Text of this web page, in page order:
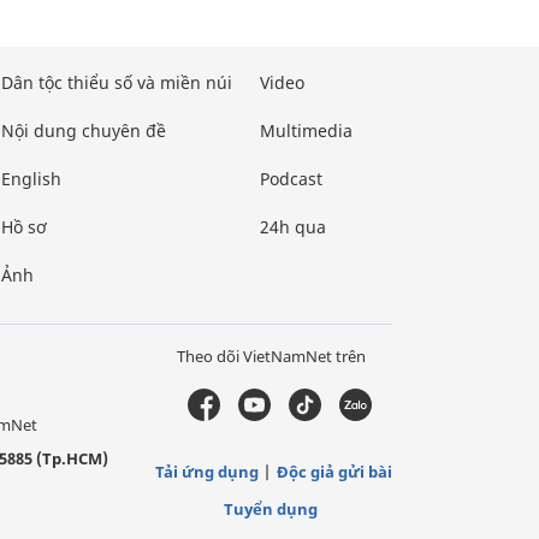
Dân tộc thiểu số và miền núi
Nội dung chuyên đề
English
Hồ sơ
Ảnh
Video
Multimedia
Podcast
24h qua
(Tp.HCM)
Theo dõi VietNamNet trên
Tải ứng dụng
Độc giả gửi bài
Tuyển dụng